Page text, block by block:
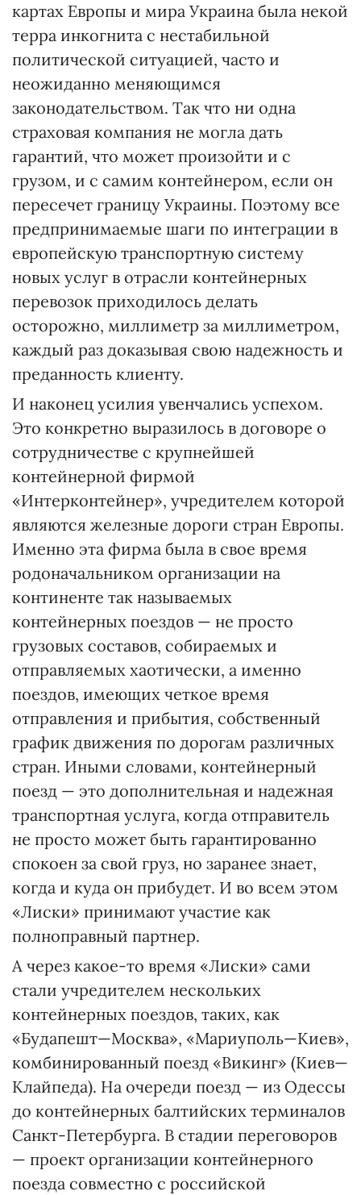
картах Европы и мира Украина была некой
терра инкогнита с нестабильной
политической ситуацией, часто и
неожиданно меняющимся
законодательством. Так что ни одна
страховая компания не могла дать
гарантий, что может произойти и с
грузом, и с самим контейнером, если он
пересечет границу Украины. Поэтому все
предпринимаемые шаги по интеграции в
европейскую транспортную систему
новых услуг в отрасли контейнерных
перевозок приходилось делать
осторожно, миллиметр за миллиметром,
каждый раз доказывая свою надежность и
преданность клиенту.
И наконец усилия увенчались успехом.
Это конкретно выразилось в договоре о
сотрудничестве с крупнейшей
контейнерной фирмой
«Интерконтейнер», учредителем которой
являются железные дороги стран Европы.
Именно эта фирма была в свое время
родоначальником организации на
континенте так называемых
контейнерных поездов — не просто
грузовых составов, собираемых и
отправляемых хаотически, а именно
поездов, имеющих четкое время
отправления и прибытия, собственный
график движения по дорогам различных
стран. Иными словами, контейнерный
поезд — это дополнительная и надежная
транспортная услуга, когда отправитель
не просто может быть гарантированно
спокоен за свой груз, но заранее знает,
когда и куда он прибудет. И во всем этом
«Лиски» принимают участие как
полноправный партнер.
А через какое-то время «Лиски» сами
стали учредителем нескольких
контейнерных поездов, таких, как
«Будапешт—Москва», «Мариуполь—Киев»,
комбинированный поезд «Викинг» (Киев—
Клайпеда). На очереди поезд — из Одессы
до контейнерных балтийских терминалов
Санкт-Петербурга. В стадии переговоров
— проект организации контейнерного
поезда совместно с российской